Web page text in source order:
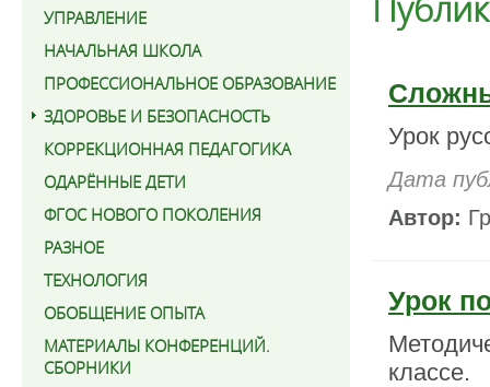
УПРАВЛЕНИЕ
НАЧАЛЬНАЯ ШКОЛА
ПРОФЕССИОНАЛЬНОЕ ОБРАЗОВАНИЕ
ЗДОРОВЬЕ И БЕЗОПАСНОСТЬ
КОРРЕКЦИОННАЯ ПЕДАГОГИКА
ОДАРЁННЫЕ ДЕТИ
ФГОС НОВОГО ПОКОЛЕНИЯ
РАЗНОЕ
ТЕХНОЛОГИЯ
ОБОБЩЕНИЕ ОПЫТА
МАТЕРИАЛЫ КОНФЕРЕНЦИЙ.
СБОРНИКИ
Урок
Дата
Автор:
Урок
классе.